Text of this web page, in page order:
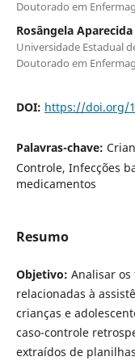
Doutorado em
Rosângela
Universidade Estadual
Doutorado em
DOI: https://doi.org/
Palavras-chave:
Controle, Infecções
medicamentos
Resumo
Objetivo: Analisar os
relacionadas à
crianças e
caso-controle
extraídos de